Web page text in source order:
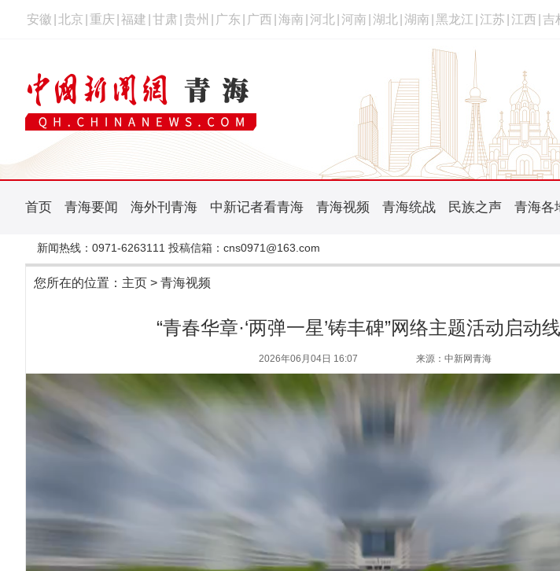
安徽 北京 重庆 福建 甘肃 贵州 广东 广西 海南 河北 河南 湖北 湖南 黑龙江 江苏 江西 吉
首页 青海要闻 海外刊青海 中新记者看青海 青海视频 青海统战 民族之声 青海各
新闻热线：0971-6263111 投稿信箱：cns0971@163.com
您所在的位置： 主页 > 青海视频
“青春华章·‘两弹一星’铸丰碑”网络主题活动启动
2026年06月04日 16:07 来源：中新网青海